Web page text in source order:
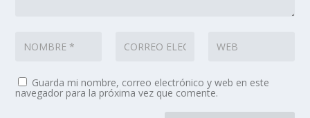
Guarda mi nombre, correo electrónico y web en este
navegador para la próxima vez que comente.